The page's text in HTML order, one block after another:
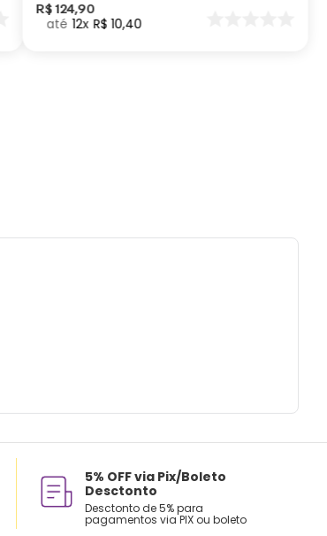
R$ 124,90
12 R$ 10,40
5% OFF via Pix/Boleto
Desctonto
Desctonto de 5% para
pagamentos via PIX ou boleto